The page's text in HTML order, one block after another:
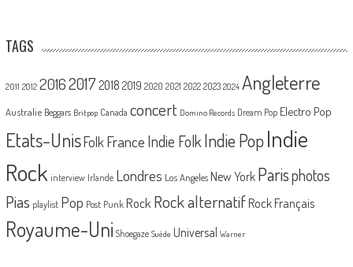
TAGS
2011 2012 20162017 2018 2019 2020 2021 2022 2023 2024 Angleterre
Australie Beggars Britpop Canada concert Domino Records Dream Pop Electro Pop
Etats-UnisFolk France Indie FolkIndie PopIndie
Rock interview Irlande Londres Los Angeles New York Parisphotos
Pias playlist Pop Post Punk Rock Rock alternatif Rock Français
Royaume-Uni Shoegaze Suède Universal Warner